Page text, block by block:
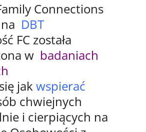
Connections
DBT
FC została
w badaniach
jakwspierać
chwiejnych
i cierpiących na